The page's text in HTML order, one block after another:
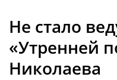
Не стало
«Утренней
Николаева